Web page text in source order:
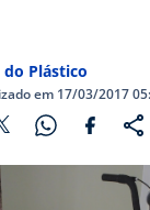
do Plástico
em 17/03/2017